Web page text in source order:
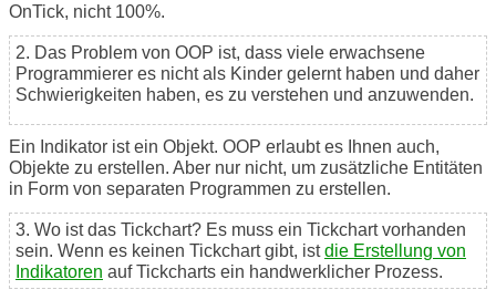
OnTick, nicht 100%.
2. Das Problem von OOP ist, dass viele erwachsene
Programmierer es nicht als Kinder gelernt haben und daher
Schwierigkeiten haben, es zu verstehen und anzuwenden.
Ein Indikator ist ein Objekt. OOP erlaubt es Ihnen auch,
Objekte zu erstellen. Aber nur nicht, um zusätzliche Entitäten
in Form von separaten Programmen zu erstellen.
3. Wo ist das Tickchart? Es muss ein Tickchart vorhanden
sein. Wenn es keinen Tickchart gibt, istdie Erstellung von
Indikatoren auf Tickcharts ein handwerklicher Prozess.